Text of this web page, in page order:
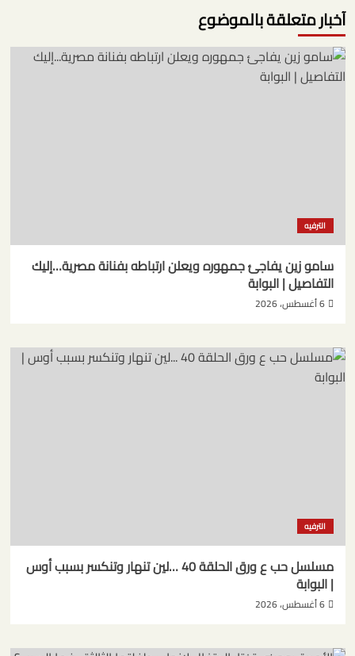
آخبار متعلقة بالموضوع
الترفيه
سامو زين يفاجئ جمهوره ويعلن ارتباطه بفنانة مصرية…إليك
التفاصيل | البوابة
6 أغسطس، 2026
الترفيه
مسلسل حب ع ورق الحلقة 40 …لين تنهار وتنكسر بسبب أوس
| البوابة
6 أغسطس، 2026